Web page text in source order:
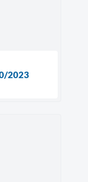
2023